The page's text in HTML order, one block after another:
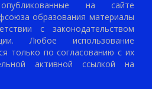
на сайте
образования материалы
с законодательством
Любое использование
только по согласованию с их
активной ссылкой на